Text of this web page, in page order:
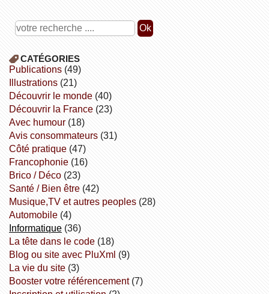
CATÉGORIES
publications(49)
illustrations(21)
découvrir le monde(40)
découvrir la France(23)
avec humour(18)
avis consommateurs(31)
côté pratique(47)
Francophonie(16)
Brico / Déco(23)
Santé / Bien être(42)
Musique,TV et autres peoples(28)
Automobile(4)
informatique(36)
la tête dans le code(18)
Blog ou site avec PluXml (9)
la vie du site(3)
booster votre référencement(7)